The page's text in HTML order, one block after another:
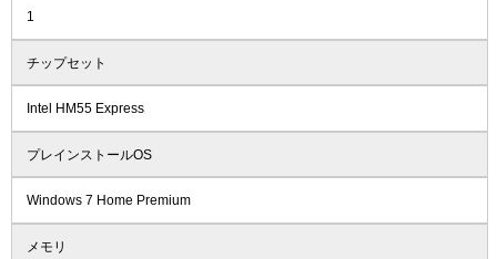
1
チップセット
Intel HM55 Express
プレインストールOS
Windows 7 Home Premium
メモリ